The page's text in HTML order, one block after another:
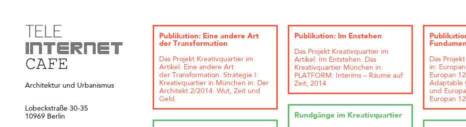
Architektur und Urbanismus
Lobeckstraße 30-35
10969 Berlin
Publikation: Eine andere Art
der Transformation
Das Projekt Kreativquartier im
Artikel: Eine andere Art
der Transformation. Strategie I:
Kreativquartier in München in: Der
Architekt 2/2014: Wut, Zeit und
Geld.
Publikation: Im Enstehen
Das Projekt Kreativquartier im
Artikel: Im Entstehen. Das
Kreativquartier München in:
PLATFORM: Interims – Räume auf
Zeit, 2014
Rundgänge im Kreativquartier
Das
in:
Europan
Adaptable
und
Europan